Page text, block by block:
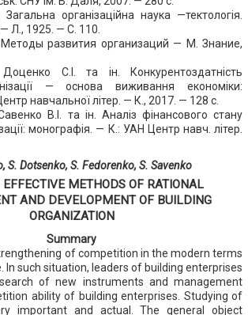
організаційна наука —тектологія.
Л., 1925. — С. 110.
развития организаций — М. Знание,
С.І. та ін. Конкурентоздатність
— основа виживання економіки:
навчальної літер. — К., 2017. — 128 с.
В.І. та ін. Аналіз фінансового стану
монографія. — К.: УАН Центр навч. літер.
S. Dotsenko, S. Fedorenko, S. Savenko
METHODS OF RATIONAL
AND DEVELOPMENT OF BUILDING
ORGANIZATION
Summary
of competition in the modern terms
In such situation, leaders of building enterprises
of new instruments and management
ability of building enterprises. Studying of
important and actual. The general object